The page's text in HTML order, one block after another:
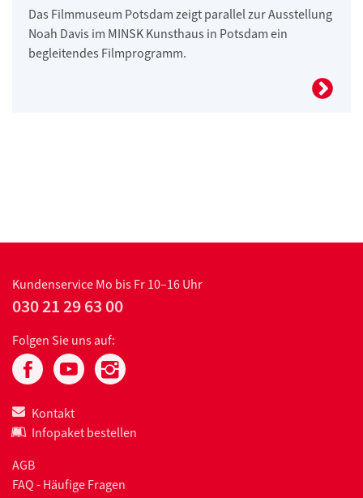
Das Filmmuseum Potsdam zeigt parallel zur Ausstellung
Noah Davis im MINSK Kunsthaus in Potsdam ein
begleitendes Filmprogramm.
KundenserviceMo bis Fr 10–16 Uhr
030 21 29 63 00
Folgen Sie uns auf:
Kontakt
Infopaket bestellen
AGB
FAQ - Häufige Fragen